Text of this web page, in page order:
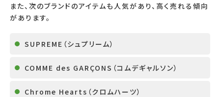
また、次のブランドのアイテムも人気があり、高く売れる傾向
があります。
SUPREME （シュプリーム）
COMME des GARÇONS （コムデギャルソン）
Chrome Hearts （クロムハーツ）